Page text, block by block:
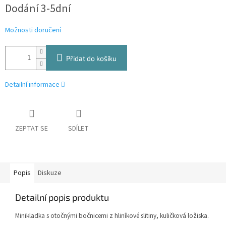
cena:
Dodání 3-5dní
Možnosti doručení
Přidat do košíku
Detailní informace
ZEPTAT SE SDÍLET
Popis Diskuze
Detailní popis produktu
Minikladka s otočnými bočnicemi z hliníkové slitiny, kuličková ložiska.